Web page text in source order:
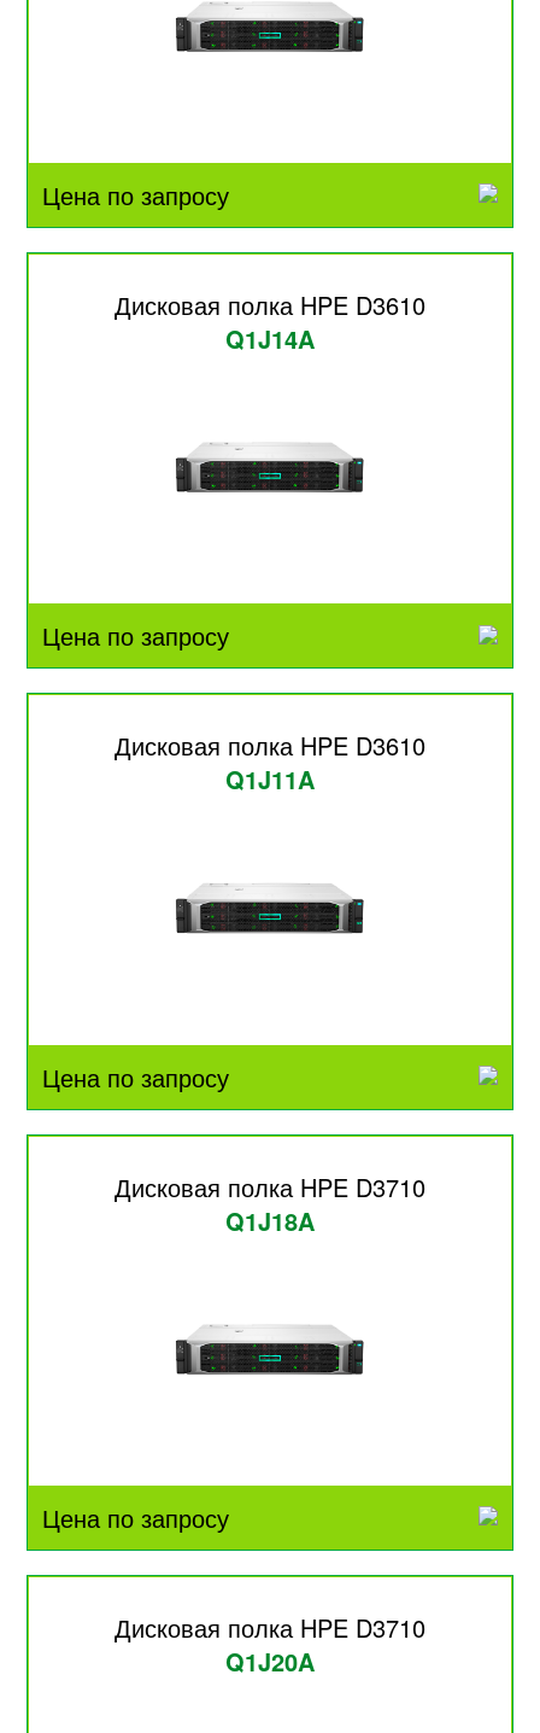
Цена по запросу
Дисковая полка HPE D3610
Q1J14A
Цена по запросу
Дисковая полка HPE D3610
Q1J11A
Цена по запросу
Дисковая полка HPE D3710
Q1J18A
Цена по запросу
Дисковая полка HPE D3710
Q1J20A